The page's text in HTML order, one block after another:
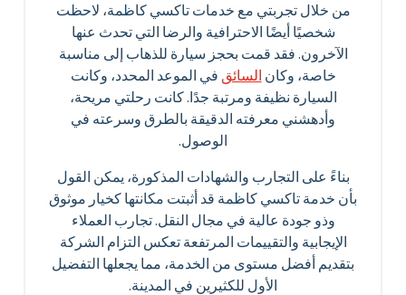
من خلال تجربتي مع خدمات تاكسي كاظمة، لاحظت
شخصيًا أيضًا الاحترافية والرضا التي تحدث عنها
الآخرون. فقد قمت بحجز سيارة للذهاب إلى مناسبة
خاصة، وكانالسائقفي الموعد المحدد، وكانت
السيارة نظيفة ومرتبة جدًا. كانت رحلتي مريحة،
وأدهشني معرفته الدقيقة بالطرق وسرعته في
الوصول.
بناءً على التجارب والشهادات المذكورة، يمكن القول
بأن خدمة تاكسي كاظمة قد أثبتت مكانتها كخيار موثوق
وذو جودة عالية في مجال النقل. تجارب العملاء
الإيجابية والتقييمات المرتفعة تعكس التزام الشركة
بتقديم أفضل مستوى من الخدمة، مما يجعلها التفضيل
الأول للكثيرين في المدينة.